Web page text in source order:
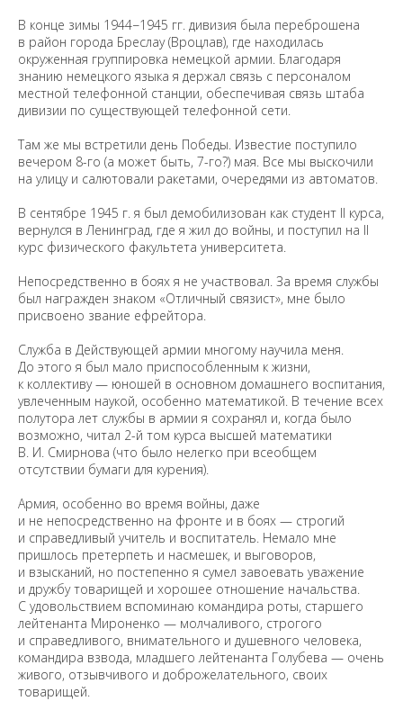
В конце зимы 1944−1945 гг. дивизия была переброшена
в район города Бреслау (Вроцлав), где находилась
окруженная группировка немецкой армии. Благодаря
знанию немецкого языка я держал связь с персоналом
местной телефонной станции, обеспечивая связь штаба
дивизии по существующей телефонной сети.
Там же мы встретили день Победы. Известие поступило
вечером 8-го (а может быть, 7-го?) мая. Все мы выскочили
на улицу и салютовали ракетами, очередями из автоматов.
В сентябре 1945 г. я был демобилизован как студент II курса,
вернулся в Ленинград, где я жил до войны, и поступил на II
курс физического факультета университета.
Непосредственно в боях я не участвовал. За время службы
был награжден знаком «Отличный связист», мне было
присвоено звание ефрейтора.
Служба в Действующей армии многому научила меня.
До этого я был мало приспособленным к жизни,
к коллективу — юношей в основном домашнего воспитания,
увлеченным наукой, особенно математикой. В течение всех
полутора лет службы в армии я сохранял и, когда было
возможно, читал 2-й том курса высшей математики
В. И. Смирнова (что было нелегко при всеобщем
отсутствии бумаги для курения).
Армия, особенно во время войны, даже
и не непосредственно на фронте и в боях — строгий
и справедливый учитель и воспитатель. Немало мне
пришлось претерпеть и насмешек, и выговоров,
и взысканий, но постепенно я сумел завоевать уважение
и дружбу товарищей и хорошее отношение начальства.
С удовольствием вспоминаю командира роты, старшего
лейтенанта Мироненко — молчаливого, строгого
и справедливого, внимательного и душевного человека,
командира взвода, младшего лейтенанта Голубева — очень
живого, отзывчивого и доброжелательного, своих
товарищей.